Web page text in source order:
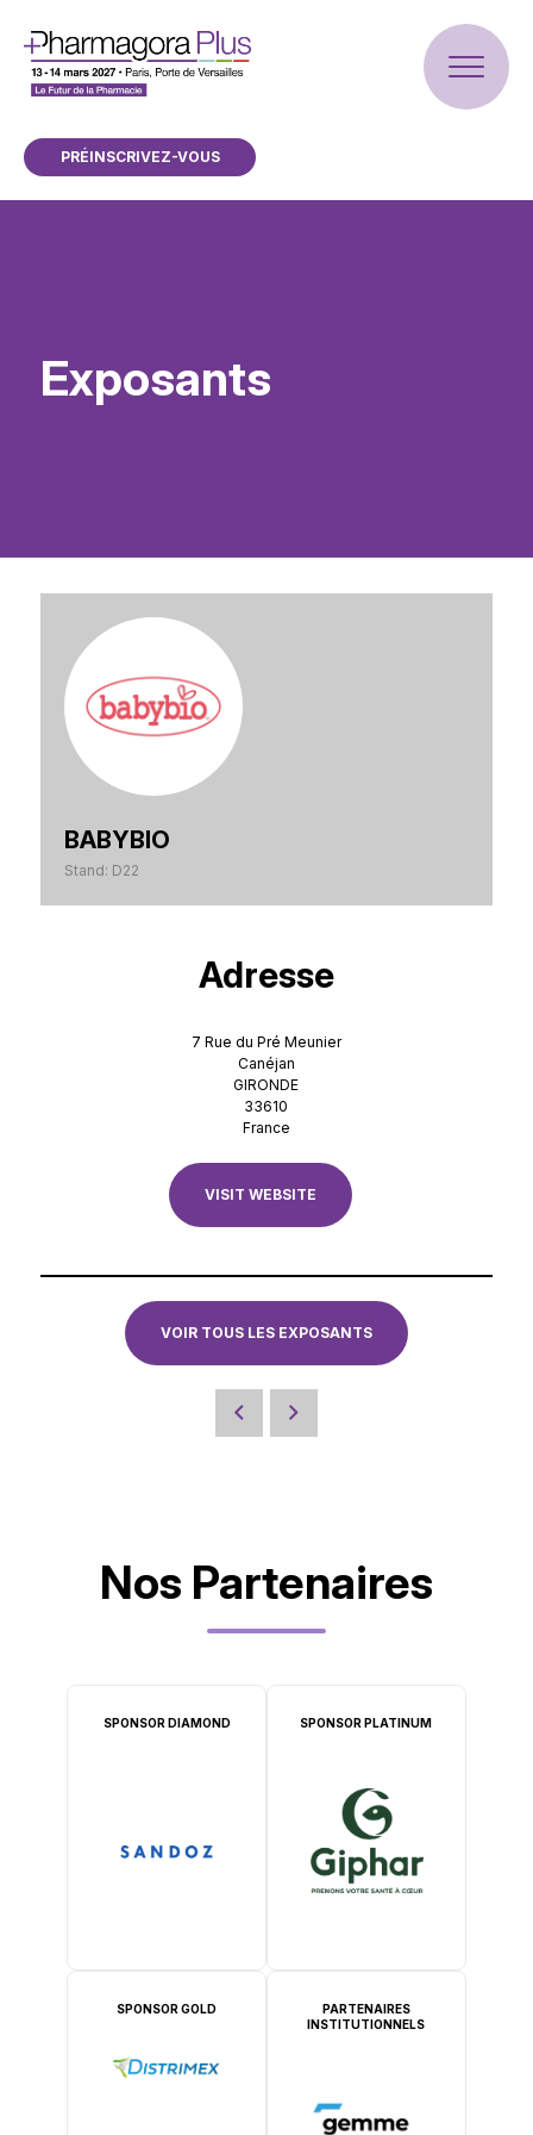
PRÉINSCRIVEZ-VOUS
Exposants
BABYBIO
Stand: D22
Adresse
7 Rue du Pré Meunier
Canéjan
GIRONDE
33610
France
VISIT WEBSITE
VOIR TOUS LES EXPOSANTS
Nos Partenaires
SPONSOR DIAMOND SPONSOR PLATINUM
SPONSOR GOLD
PARTENAIRES
INSTITUTIONNELS